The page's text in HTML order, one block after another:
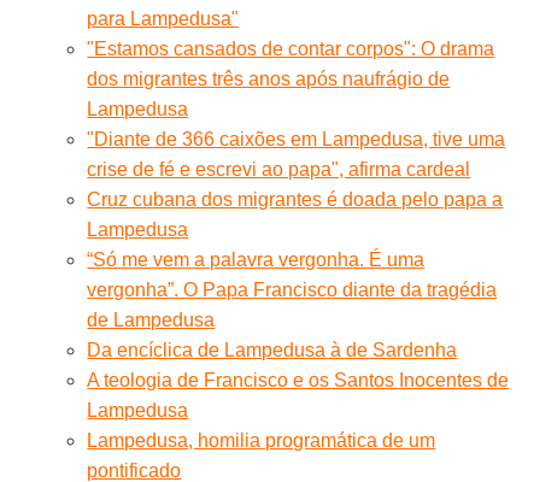
para Lampedusa"
"Estamos cansados de contar corpos": O drama
dos migrantes três anos após naufrágio de
Lampedusa
"Diante de 366 caixões em Lampedusa, tive uma
crise de fé e escrevi ao papa", afirma cardeal
Cruz cubana dos migrantes é doada pelo papa a
Lampedusa
“Só me vem a palavra vergonha. É uma
vergonha”. O Papa Francisco diante da tragédia
de Lampedusa
Da encíclica de Lampedusa à de Sardenha
A teologia de Francisco e os Santos Inocentes de
Lampedusa
Lampedusa, homilia programática de um
pontificado